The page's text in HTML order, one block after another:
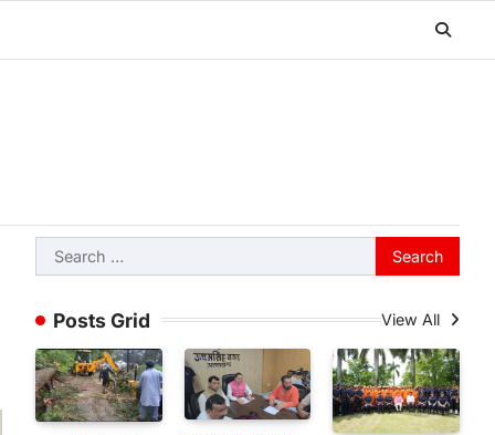
Search
for:
Posts Grid View All